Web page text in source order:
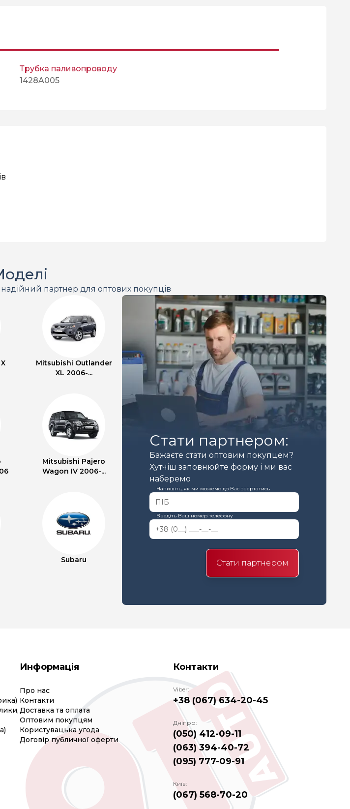
Трубка паливопроводу
1428A005
партнер для оптових покупців
Mitsubishi Outlander
XL 2006-...
Mitsubishi Pajero
Wagon IV 2006-...
Subaru
Стати партнером:
Бажаєте стати оптовим покупцем?
Хутчіш заповнюйте форму і ми вас
наберемо
Напишіть, як ми можемо до Вас звертатись
Введіть Ваш номер телефону
Стати партнером
Информація
Про нас
Контакти
Доставка та оплата
Оптовим покупцям
Користувацька угода
Договір публичної оферти
Контакти
Viber:
+38 (067) 634-20-45
Дніпро:
(050) 412-09-11
(063) 394-40-72
(095) 777-09-91
Київ:
(067) 568-70-20